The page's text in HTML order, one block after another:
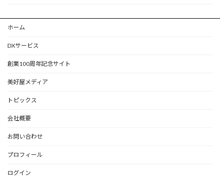
ホーム
DXサービス
創業100周年記念サイト
美好屋メディア
トピックス
会社概要
お問い合わせ
プロフィール
ログイン